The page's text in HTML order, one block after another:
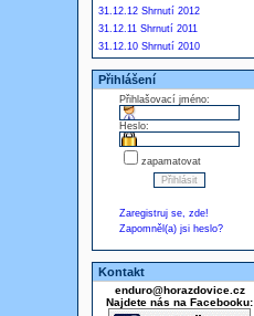
31.12.12 Shrnutí 2012
31.12.11 Shrnutí 2011
31.12.10 Shrnutí 2010
Přihlášení
Přihlašovací jméno:
Heslo:
zapamatovat
Zaregistruj se, zde!
Zapomněl(a) jsi heslo?
Kontakt
enduro@horazdovice.cz
Najdete nás na Facebooku: